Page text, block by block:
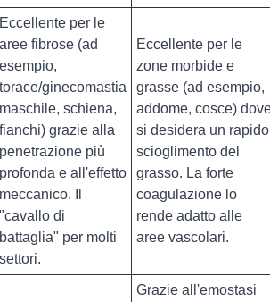
Eccellente per le
aree fibrose (ad
esempio,
torace/ginecomastia
maschile, schiena,
fianchi) grazie alla
penetrazione più
profonda e all'effetto
meccanico. Il
"cavallo di
battaglia" per molti
settori.
Eccellente per le
zone morbide e
grasse (ad esempio,
addome, cosce)
si desidera un rapido
scioglimento del
grasso. La forte
coagulazione lo
rende adatto alle
aree vascolari.
Grazie all'emostasi